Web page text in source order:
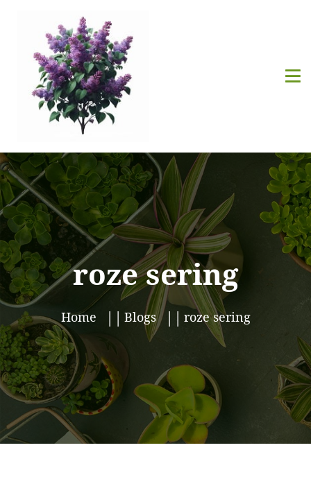
roze sering
Home Blogs roze sering